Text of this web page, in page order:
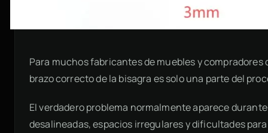
Para muchos fabricantes de muebles y compradores
brazo correcto de la bisagra es solo una parte del
El verdadero problema normalmente aparece
desalineadas, espacios irregulares y dificultades